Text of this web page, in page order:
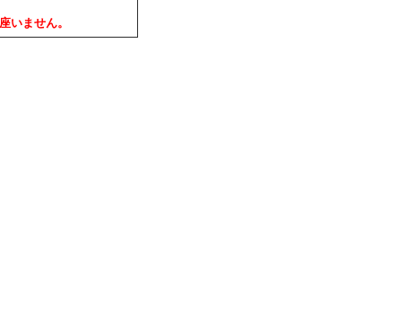
いません。